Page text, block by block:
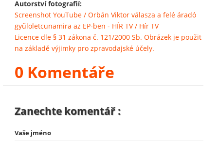
Autorství fotografií:
Screenshot YouTube / Orbán Viktor válasza a felé áradó
gyűlöletcunamira az EP-ben - HÍR TV / Hír TV
Licence dle § 31 zákona č. 121/2000 Sb. Obrázek je použit
na základě výjimky pro zpravodajské účely.
0 Komentáře
Zanechte komentář :
Vaše jméno